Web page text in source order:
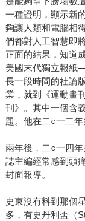
一種證明，顯示新
夠讓人類和電腦相
們都對人工智慧即
正面的結果，知道
美國末代獨立報紙
長一段時間的社論
業，就到《運動畫
刊》。其中一個含
題。他在二○一二年
兩年後，二○一四
誌主編經常感到頭
封面報導。
史東沒有料到那個
多，有史丹利盃（